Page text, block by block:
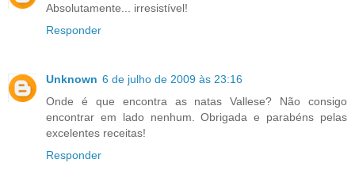
Absolutamente... irresistível!
Responder
Unknown 6 de julho de 2009 às 23:16
Onde é que encontra as natas Vallese? Não consigo
encontrar em lado nenhum. Obrigada e parabéns pelas
excelentes receitas!
Responder